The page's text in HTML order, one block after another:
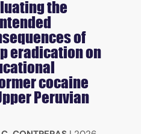
the
of
eradication on
cocaine
Peruvian